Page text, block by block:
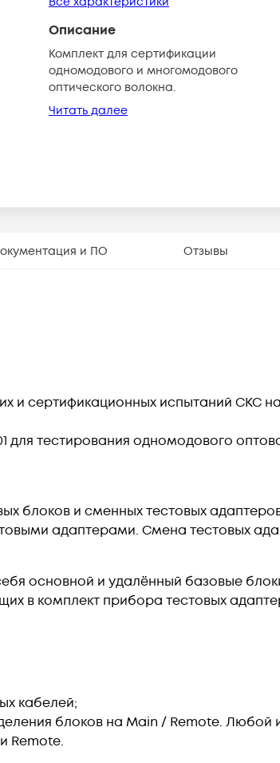
Описание
Комплект для сертификации
одномодового и многомодового
оптического волокна.
Читать далее
и ПО Отзывы
и сертификационных испытаний СКС
для тестирования одномодового
блоков и сменных тестовых
адаптерами. Смена тестовых
основной и удалённый базовые
в комплект прибора тестовых
кабелей;
блоков на Main / Remote. Любой
Remote.